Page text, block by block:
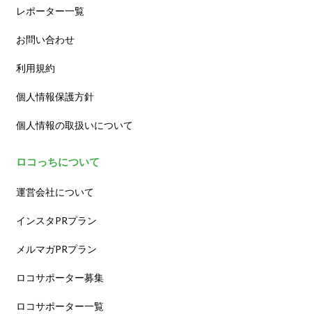
レポーター一覧
お問い合わせ
利用規約
個人情報保護方針
個人情報の取扱いについて
ロコっちについて
運営会社について
インスタPRプラン
メルマガPRプラン
ロコサポーター募集
ロコサポーター一覧